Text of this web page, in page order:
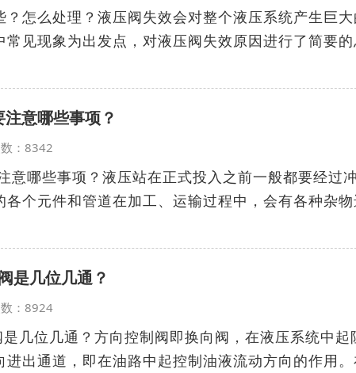
怎么处理？液压阀失效会对整个液压系统产生巨
见现象为出发点，对液压阀失效原因进行了简要
意哪些事项？
：8342
意哪些事项？液压站在正式投入之前一般都要经过
个元件和管道在加工、运输过程中，会有各种杂
是几位几通？
：8924
是几位几通？方向控制阀即换向阀，在液压系统中起
出通道，即在油路中起控制油液流动方向的作用